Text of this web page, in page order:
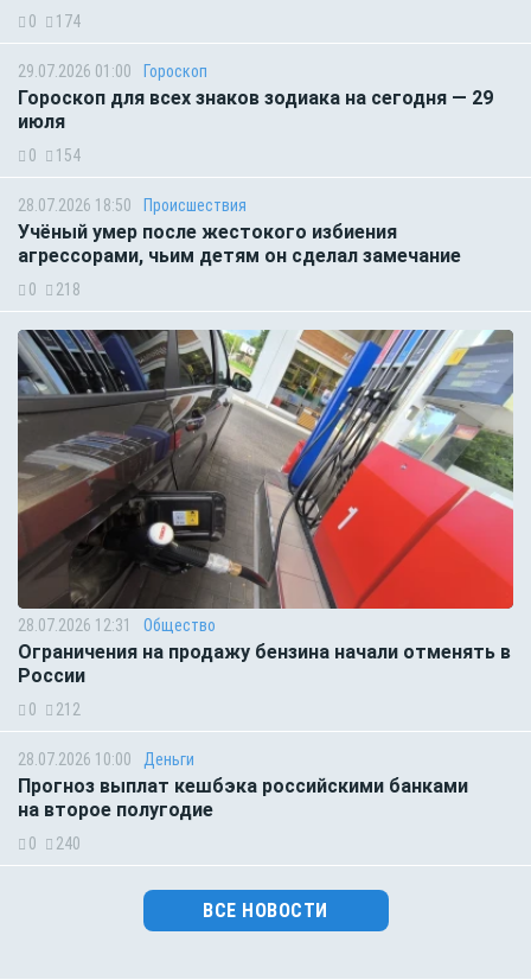
0 174
29.07.2026 01:00 Гороскоп
Гороскоп для всех знаков зодиака на сегодня — 29
июля
0 154
28.07.2026 18:50 Происшествия
Учёный умер после жестокого избиения
агрессорами, чьим детям он сделал замечание
0 218
28.07.2026 12:31 Общество
Ограничения на продажу бензина начали отменять в
России
0 212
28.07.2026 10:00 Деньги
Прогноз выплат кешбэка российскими банками
на второе полугодие
0 240
ВСЕ НОВОСТИ